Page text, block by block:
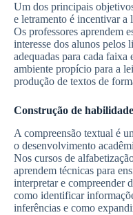
Um dos principais
e letramento é incentivar a
Os professores aprendem
interesse dos alunos pelos
adequadas para cada
ambiente propício para a
produção de textos de
Construção de
A compreensão textual é
o desenvolvimento
Nos cursos de
aprendem técnicas para
interpretar e compreender
como identificar
inferências e como